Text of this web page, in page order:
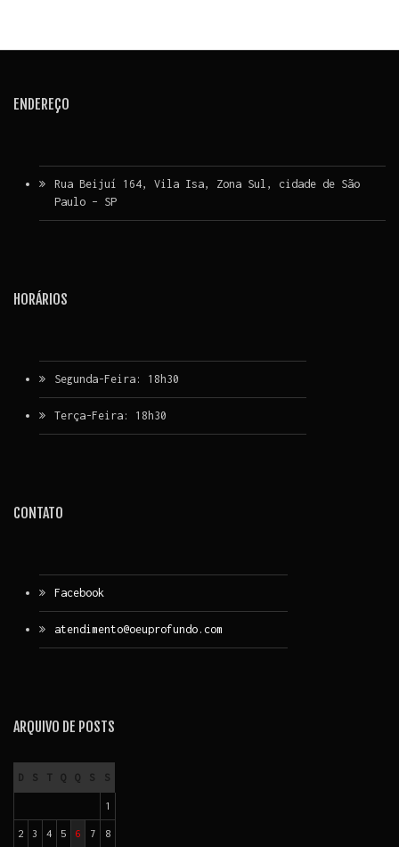
ENDEREÇO
Rua Beijuí 164, Vila Isa, Zona Sul, cidade de São
Paulo – SP
HORÁRIOS
Segunda-Feira: 18h30
Terça-Feira: 18h30
CONTATO
Facebook
atendimento@oeuprofundo.com
ARQUIVO DE POSTS
D S Q Q S S
1
2 3 4 5 6 7 8